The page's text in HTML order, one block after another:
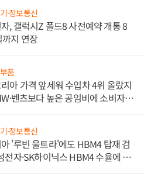
·정보통신
, 갤럭시Z 폴드8 사전예약 개통 8
지 연장
품
아 가격 앞세워 수입차 4위 올랐지
벤츠보다 높은 공임비에 소비자
·정보통신
'루빈 울트라'에도 HBM4 탑재 검
전자·SK하이닉스 HBM4 수율에 주